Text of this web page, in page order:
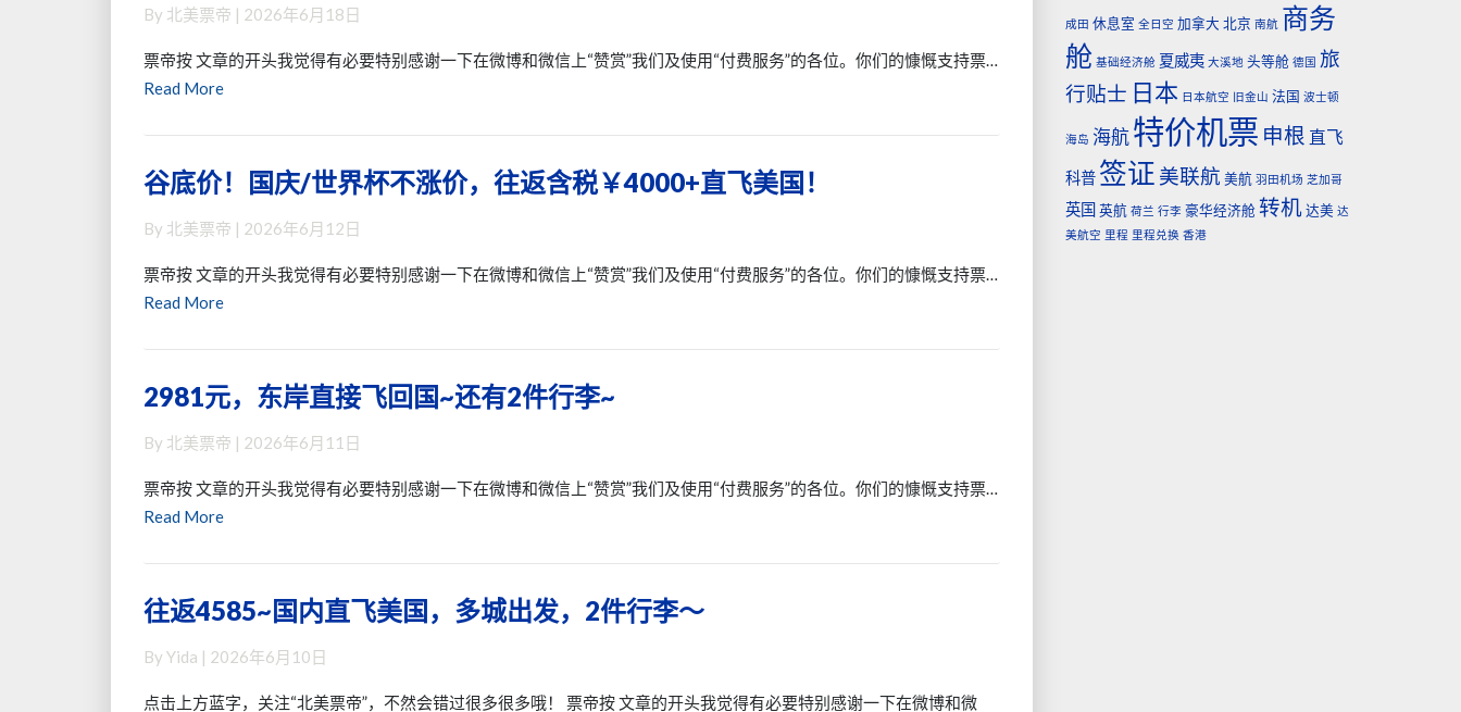
香
了！
飞
中
国
程
国，
城
放
票
藏
减！
暑
期
旺
季，
怎
还
这
等
好
机
~
费
改
签
件
行
李
By 北美票帝 | 2026年6月18日
票帝按 文章的开头我觉得有必要特别感谢一下在微博和微信上“赞赏”我们及使用“付费服务”的各位。你们的慷慨支持票…
Read MoreRead
谷
价！
国
庆/
世
界
不
价，
往
返
税
飞
国！
谷底价！国庆/世界杯不涨价，往返含税￥4000+直飞美国！
By 北美票帝 | 2026年6月12日
票帝按 文章的开头我觉得有必要特别感谢一下在微博和微信上“赞赏”我们及使用“付费服务”的各位。你们的慷慨支持票…
Read MoreRead
2981
东
岸
直
接
飞
国
还
有
2981元，东岸直接飞回国~还有2件行李~
By 北美票帝 | 2026年6月11日
票帝按 文章的开头我觉得有必要特别感谢一下在微博和微信上“赞赏”我们及使用“付费服务”的各位。你们的慷慨支持票…
Read MoreRead
往
4585~
国
往返4585~国内直飞美国，多城出发，2件行李～
By Yida | 2026年6月10日
点击上方蓝字，关注“北美票帝”，不然会错过很多很多哦！ 票帝按 文章的开头我觉得有必要特别感谢一下在微博和微
成田 休息室 全日空 加拿大 北京 南航 商务
舱 基础经济舱 夏威夷 大溪地 头等舱 德国 旅
行贴士 日本 日本航空 旧金山 法国 波士顿
海岛 海航 特价机票 申根 直飞
科普 签证 美联航 美航 羽田机场 芝加哥
英国 英航 荷兰 行李 豪华经济舱 转机 达美 达
美航空 里程 里程兑换 香港